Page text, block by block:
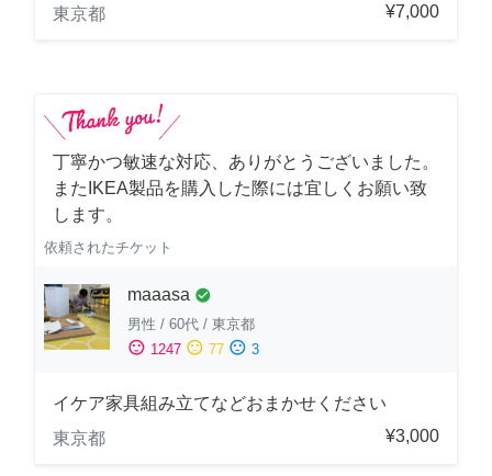
東京都
¥7,000
丁寧かつ敏速な対応、ありがとうございました。
またIKEA製品を購入した際には宜しくお願い致
します。
依頼されたチケット
maaasa check_circle
男性 / 60代 / 東京都
sentiment_satisfied 1247 sentiment_neutral 77 sentiment_dissatisfied 3
イケア家具組み立てなどおまかせください
東京都
¥3,000